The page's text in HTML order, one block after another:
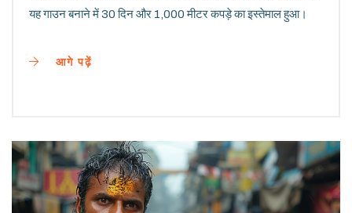
यह गाउन बनाने में 30 दिन और 1,000 मीटर कपड़े का इस्तेमाल हुआ।
आगे पढ़ें